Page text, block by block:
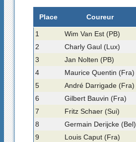
Place Coureur
1 Wim Van Est (PB)
2
Charly Gaul (Lux)
3
Jan Nolten (PB)
4
Maurice Quentin (Fra)
5
André Darrigade (Fra)
6
Gilbert Bauvin (Fra)
7
Fritz Schaer (Sui)
8
Germain Derijcke (Bel)
9
Louis Caput (Fra)